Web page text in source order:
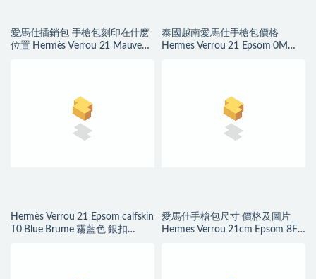
愛馬仕插銷包 手槍包刻印在什麽
位置 Hermès Verrou 21 Mauve
泰國越南愛馬仕手槍包價格
Hermes Verrou 21 Epsom 0M
Hermès Verrou 21 Epsom calfskin
T0 Blue Brume 霧藍色 銀扣
愛馬仕手槍包尺寸 價格及圖片
Hermes Verrou 21cm Epsom 8F